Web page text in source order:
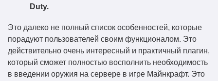
Duty.
Это далеко не полный список особенностей, которые
порадуют пользователей своим функционалом. Это
действительно очень интересный и практичный плагин,
который сможет полностью восполнить необходимость
в введении оружия на сервере в игре Майнкрафт. Это